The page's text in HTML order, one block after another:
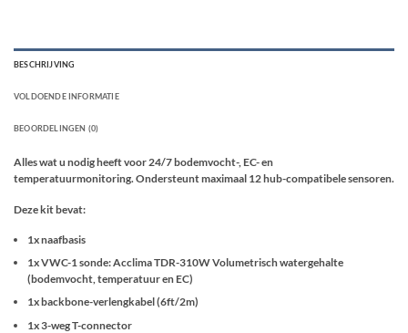
BESCHRIJVING
VOLDOENDE INFORMATIE
BEOORDELINGEN (0)
Alles wat u nodig heeft voor 24/7 bodemvocht-, EC- en
temperatuurmonitoring. Ondersteunt maximaal 12 hub-compatibele sensoren.
Deze kit bevat:
1x naafbasis
1x VWC-1 sonde: Acclima TDR-310W Volumetrisch watergehalte
(bodemvocht, temperatuur en EC)
1x backbone-verlengkabel (6ft/2m)
1x 3-weg T-connector